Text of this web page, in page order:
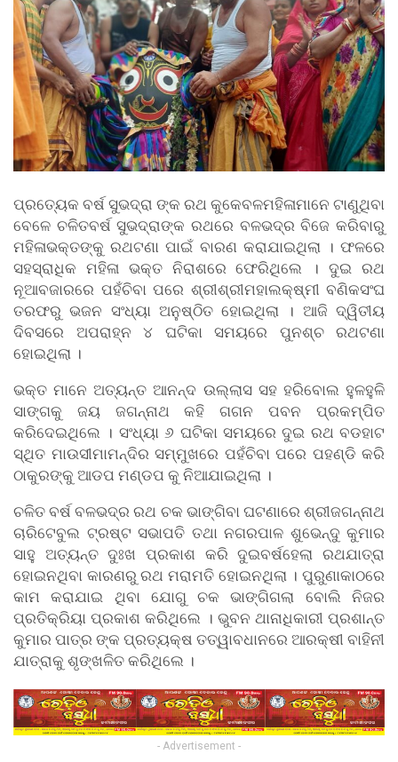
ପ୍ରତ୍ୟେକ ବର୍ଷ ସୁଭଦ୍ରା ଙ୍କ ରଥ କୁକେବଳମହିଳାମାନେ ଟାଣୁଥିବା
ବେଳେ ଚଳିତବର୍ଷ ସୁଭଦ୍ରାଙ୍କ ରଥରେ ବଳଭଦ୍ର ବିଜେ କରିବାରୁ
ମହିଳାଭକ୍ତଙ୍କୁ ରଥଟଣା ପାଇଁ ବାରଣ କରାଯାଇଥିଲା । ଫଳରେ
ସହସ୍ରାଧିକ ମହିଳା ଭକ୍ତ ନିରାଶରେ ଫେରିଥିଲେ । ଦୁଇ ରଥ
ନୂଆବଜାରରେ ପହଁଚିବା ପରେ ଶ୍ରୀଶ୍ରୀମହାଲକ୍ଷ୍ମୀ ବଣିକସଂଘ
ତରଫରୁ ଭଜନ ସଂଧ୍ୟା ଅନୁଷ୍ଠିତ ହୋଇଥିଲା । ଆଜି ଦ୍ୱିତୀୟ
ଦିବସରେ ଅପରାହ୍ନ ୪ ଘଟିକା ସମୟରେ ପୁନଶ୍ଚ ରଥଟଣା
ହୋଇଥିଲା ।
ଭକ୍ତ ମାନେ ଅତ୍ୟନ୍ତ ଆନନ୍ଦ ଉଲ୍ଲାସ ସହ ହରିବୋଲ ହୁଳହୁଳି
ସାଙ୍ଗକୁ ଜୟ ଜଗନ୍ନାଥ କହି ଗଗନ ପବନ ପ୍ରକମ୍ପିତ
କରିଦେଇଥିଲେ । ସଂଧ୍ୟା ୬ ଘଟିକା ସମୟରେ ଦୁଇ ରଥ ବଡହାଟ
ସ୍ଥିତ ମାଉସୀମାମନ୍ଦିର ସମ୍ମୁଖରେ ପହଁଚିବା ପରେ ପହଣ୍ଡି କରି
ଠାକୁରଙ୍କୁ ଆଡପ ମଣ୍ଡପ କୁ ନିଆଯାଇଥିଲା ।
ଚଳିତ ବର୍ଷ ବଳଭଦ୍ର ରଥ ଚକ ଭାଙ୍ଗିବା ଘଟଣାରେ ଶ୍ରୀଜଗନ୍ନାଥ
ଚାରିଟେବୁଲ ଟ୍ରଷ୍ଟ ସଭାପତି ତଥା ନଗରପାଳ ଶୁଭେନ୍ଦୁ କୁମାର
ସାହୁ ଅତ୍ୟନ୍ତ ଦୁଃଖ ପ୍ରକାଶ କରି ଦୁଇବର୍ଷହେଲା ରଥଯାତ୍ରା
ହୋଇନଥିବା କାରଣରୁ ରଥ ମରାମତି ହୋଇନଥିଲା । ପୁରୁଣାକାଠରେ
କାମ କରାଯାଇ ଥିବା ଯୋଗୁ ଚକ ଭାଙ୍ଗିଗଲା ବୋଲି ନିଜର
ପ୍ରତିକ୍ରିୟା ପ୍ରକାଶ କରିଥିଲେ । ଭୁବନ ଥାନାଧିକାରୀ ପ୍ରଶାନ୍ତ
କୁମାର ପାତ୍ର ଙ୍କ ପ୍ରତ୍ୟକ୍ଷ ତତ୍ୱାବଧାନରେ ଆରକ୍ଷୀ ବାହିନୀ
ଯାତ୍ରାକୁ ଶୃଙ୍ଖଳିତ କରିଥିଲେ ।
- Advertisement -